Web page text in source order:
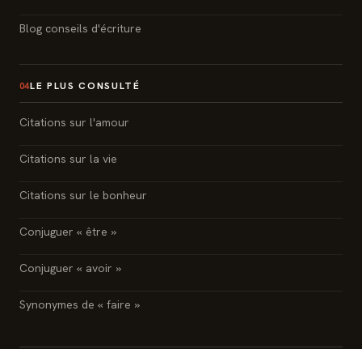
Blog conseils d'écriture
04LE PLUS CONSULTÉ
Citations sur l'amour
Citations sur la vie
Citations sur le bonheur
Conjuguer « être »
Conjuguer « avoir »
Synonymes de « faire »